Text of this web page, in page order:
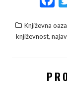
c
b
o
Književna oaza
književnost,